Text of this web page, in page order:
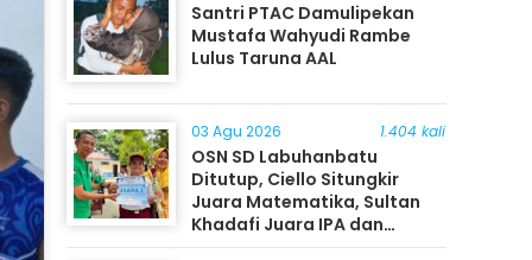
Santri PTAC Damulipekan
Mustafa Wahyudi Rambe
Lulus Taruna AAL
03 Agu 2026 1.404 kali
OSN SD Labuhanbatu
Ditutup, Ciello Situngkir
Juara Matematika, Sultan
Khadafi Juara IPA dan
Timothy Rangkuti Juara IPS